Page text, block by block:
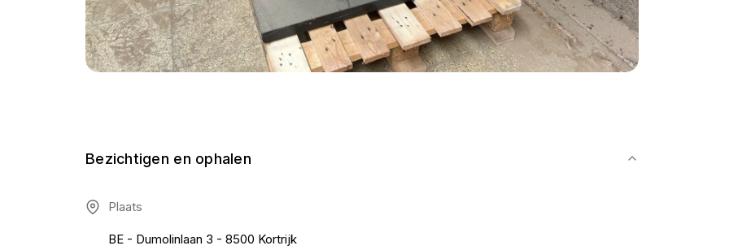
Bezichtigen en ophalen
Plaats
BE - Dumolinlaan 3 - 8500 Kortrijk